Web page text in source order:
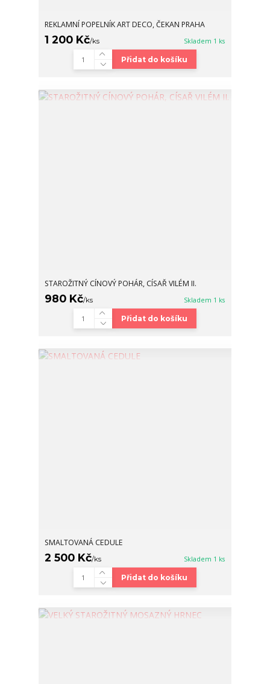
REKLAMNÍ POPELNÍK ART DECO, ČEKAN PRAHA
1 200 Kč/ks Skladem 1 ks
Přidat do košíku
STAROŽITNÝ CÍNOVÝ POHÁR, CÍSAŘ VILÉM II.
980 Kč/ks Skladem 1 ks
Přidat do košíku
SMALTOVANÁ CEDULE
2 500 Kč/ks Skladem 1 ks
Přidat do košíku